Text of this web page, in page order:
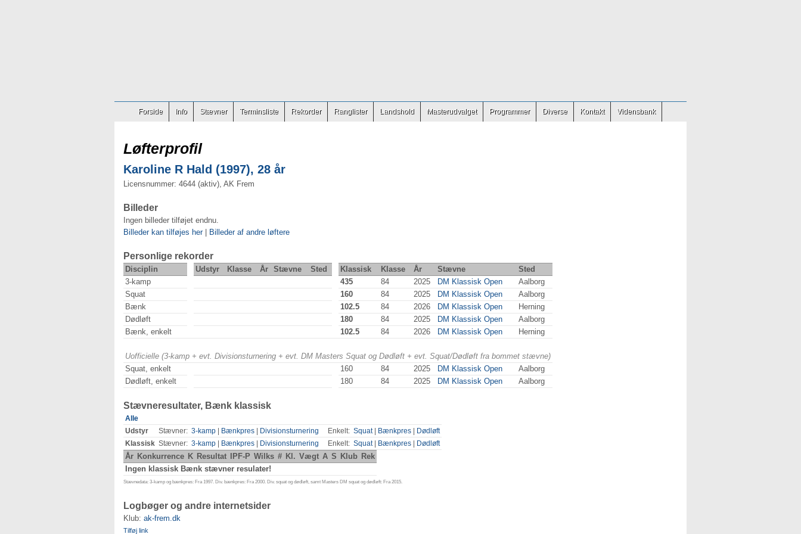
Forside Info Stævner Terminsliste Rekorder Ranglister Landshold Masterudvalget Programmer Diverse Kontakt Vidensbank
Løfterprofil
Karoline R Hald (1997), 28 år
Licensnummer: 4644 (aktiv), AK Frem
Billeder
Ingen billeder tilføjet endnu.
Billeder kan tilføjes her| Billeder af andre løftere
Personlige rekorder
Disciplin Udstyr Klasse År Stævne Sted Klassisk Klasse År Stævne
Sted
3-kamp
435 84 2025 DM Klassisk Open
Aalborg
Squat
160 84 2025 DM Klassisk Open
Aalborg
Bænk
102.5 84 2026 DM Klassisk Open
Herning
Dødløft
180 84 2025 DM Klassisk Open
Aalborg
Bænk, enkelt
102.5 84 2026 DM Klassisk Open Herning
Uofficielle (3-kamp + evt. Divisionsturnering + evt. DM Masters Squat og Dødløft + evt. Squat/Dødløft fra bommet stævne)
Squat, enkelt
160 84 2025 DM Klassisk Open
Aalborg
Dødløft, enkelt
180 84 2025 DM Klassisk Open Aalborg
Stævneresultater, Bænk klassisk
Alle
Udstyr
Stævner: 3-kamp Bænkpres Divisionsturnering Enkelt: Squat| Bænkpres
Dødløft
Klassisk Stævner: 3-kamp Bænkpres Divisionsturnering Enkelt: Squat| Bænkpres Dødløft
År Konkurrence K Resultat IPF-P Wilks # Kl. Vægt A S Klub Rek
Ingen klassisk Bænk stævner resulater!
Stævnedata: 3-kamp og bænkpres: Fra 1997. Div. bænkpres: Fra 2000. Div. squat og dødløft, samt Masters DM squat og dødløft: Fra 2015.
Logbøger og andre internetsider
Klub: ak-frem.dk
Tilføj link